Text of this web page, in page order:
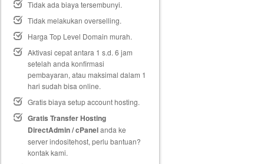
Tidak ada biaya tersembunyi.
Tidak melakukan overselling.
Harga Top Level Domain murah.
Aktivasi cepat antara 1 s.d. 6 jam
setelah anda konfirmasi
pembayaran, atau maksimal dalam 1
hari sudah bisa online.
Gratis biaya setupaccount hosting.
Gratis Transfer Hosting
DirectAdmin / cPanelanda ke
server indositehost, perlu bantuan?
kontak kami.